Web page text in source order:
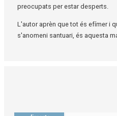
preocupats per estar desperts.
L'autor aprèn que tot és efímer i
s'anomeni santuari, és aquesta